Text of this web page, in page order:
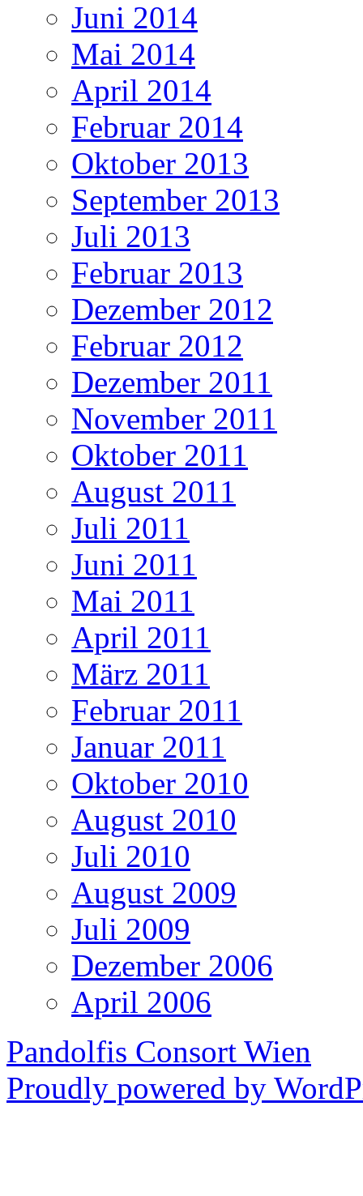
Juni 2014
Mai 2014
April 2014
Februar 2014
Oktober 2013
September 2013
Juli 2013
Februar 2013
Dezember 2012
Februar 2012
Dezember 2011
November 2011
Oktober 2011
August 2011
Juli 2011
Juni 2011
Mai 2011
April 2011
März 2011
Februar 2011
Januar 2011
Oktober 2010
August 2010
Juli 2010
August 2009
Juli 2009
Dezember 2006
April 2006
Pandolfis Consort Wien
Proudly powered by